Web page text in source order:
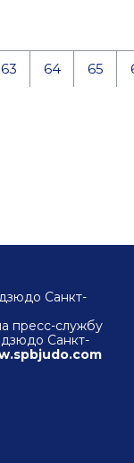
63 64 65
Санкт-
пресс-службу
Санкт-